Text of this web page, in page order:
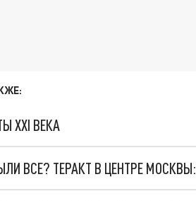
XXI ВЕКА
ВСЕ? ТЕРАКТ В ЦЕНТРЕ